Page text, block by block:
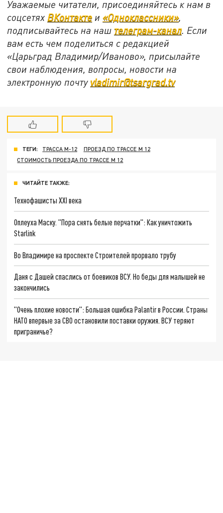
Уважаемые читатели, присоединяйтесь к нам в
соцсетях ВКонтакте и«Одноклассники»,
подписывайтесь на наш телеграм-канал. Если
вам есть чем поделиться с редакцией
«Царьград Владимир/Иваново», присылайте
свои наблюдения, вопросы, новости на
электронную почту vladimir@tsargrad.tv
ТЕГИ: ТРАССА М-12
ПРОЕЗД ПО ТРАССЕ М 12
СТОИМОСТЬ ПРОЕЗДА ПО ТРАССЕ М 12
ЧИТАЙТЕ ТАКЖЕ:
Технофашисты XXI века
Оплеуха Маску. "Пора снять белые перчатки": Как уничтожить
Starlink
Во Владимире на проспекте Строителей прорвало трубу
Даня с Дашей спаслись от боевиков ВСУ. Но беды для малышей не
закончились
"Очень плохие новости": Большая ошибка Palantir в России. Страны
НАТО впервые за СВО остановили поставки оружия. ВСУ теряют
приграничье?